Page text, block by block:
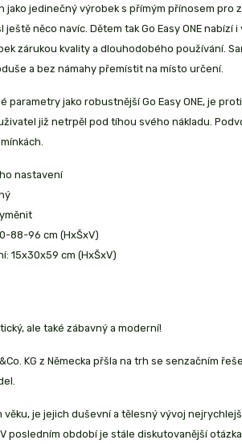
jako jedinečný výrobek s přímým přínosem
ještě něco navíc. Dětem tak Go Easy ONE
zárukou kvality a dlouhodobého používání.
a bez námahy přemístit na místo určení.
parametry jako robustnější Go Easy ONE, je
již netrpěl pod tíhou svého nákladu.
nastavení
88-96 cm (HxŠxV)
15x30x59 cm (HxŠxV)
ale také zábavný a moderní!
KG z Německa přšla na trh se senzačním
věku, je jejich duševní a tělesný vývoj
posledním období je stále diskutovanější